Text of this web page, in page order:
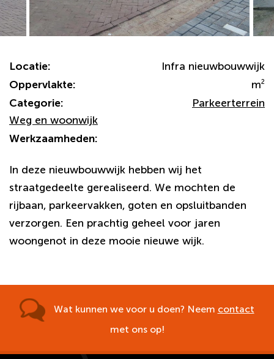
Locatie:
Infra nieuwbouwwijk
Oppervlakte:
m2
Categorie:
Parkeerterrein
Weg en woonwijk
Werkzaamheden:
In deze nieuwbouwwijk hebben wij het
straatgedeelte gerealiseerd. We mochten de
rijbaan, parkeervakken, goten en opsluitbanden
verzorgen. Een prachtig geheel voor jaren
woongenot in deze mooie nieuwe wijk.
Wat kunnen we voor u doen? Neem contact
met ons op!